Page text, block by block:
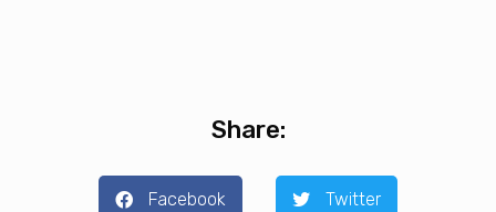
Share:
Facebook Twitter